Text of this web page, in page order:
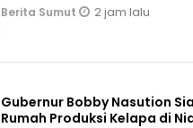
Berita Sumut 2 jam lalu
Gubernur Bobby Nasution
Rumah Produksi Kelapa di